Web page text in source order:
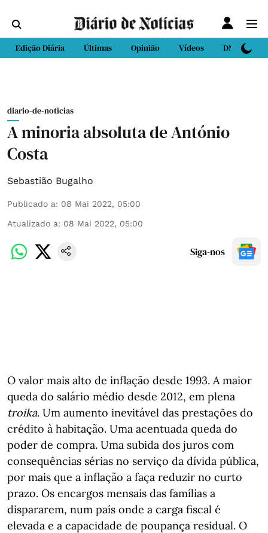
Edição Diária Últimas Opinião Vídeos DN Sport
diario-de-noticias
A minoria absoluta de António
Costa
Sebastião Bugalho
Publicado a: 08 Mai 2022, 05:00
Atualizado a: 08 Mai 2022, 05:00
Siga-nos
O valor mais alto de inflação desde 1993. A maior
queda do salário médio desde 2012, em plena
troika. Um aumento inevitável das prestações do
crédito à habitação. Uma acentuada queda do
poder de compra. Uma subida dos juros com
consequências sérias no serviço da dívida pública,
por mais que a inflação a faça reduzir no curto
prazo. Os encargos mensais das famílias a
dispararem, num país onde a carga fiscal é
elevada e a capacidade de poupança residual. O